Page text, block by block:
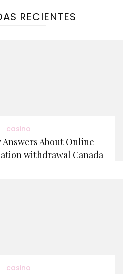
RECIENTES
casino
Answers About Online
withdrawal Canada
casino